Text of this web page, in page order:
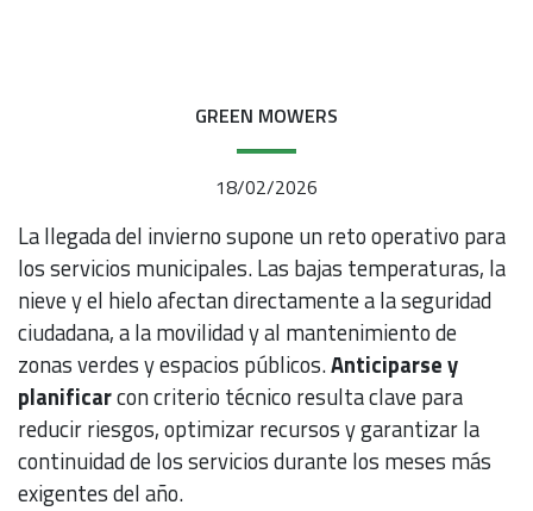
GREEN MOWERS
18/02/2026
La llegada del invierno supone un reto operativo para
los servicios municipales. Las bajas temperaturas, la
nieve y el hielo afectan directamente a la seguridad
ciudadana, a la movilidad y al mantenimiento de
zonas verdes y espacios públicos.Anticiparse y
planificarcon criterio técnico resulta clave para
reducir riesgos, optimizar recursos y garantizar la
continuidad de los servicios durante los meses más
exigentes del año.